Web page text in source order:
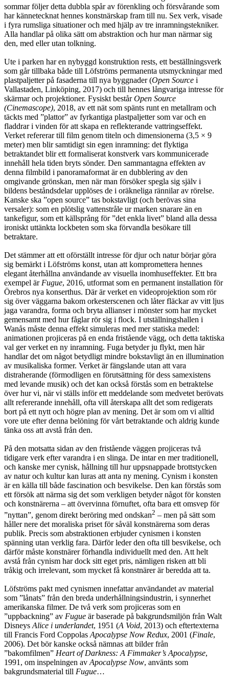
sommar följer detta dubbla spår av förenkling och försvårande som
har kännetecknat hennes konstnärskap fram till nu. Sex verk, visade
i fyra rumsliga situationer och med hjälp av tre inramningstekniker.
Alla handlar på olika sätt om abstraktion och hur man närmar sig
den, med eller utan tolkning.
Ute i parken har en nybyggd konstruktion rests, ett beställningsverk
som går tillbaka både till Löfströms permanenta utsmyckningar med
plastpaljetter på fasaderna till nya byggnader (Open Source i
Vallastaden, Linköping, 2017) och till hennes långvariga intresse för
skärmar och projektioner. Fysiskt bestårOpen Source
(Cinemascope), 2018, av ett nät som spänts runt en metallram och
täckts med ”plattor” av fyrkantiga plastpaljetter som var och en
fladdrar i vinden för att skapa en reflekterande vattringseffekt.
Verket refererar till film genom titeln och dimensionerna (3,5 × 9
meter) men blir samtidigt sin egen inramning: det flyktiga
betraktandet blir ett formaliserat konstverk vars kommunicerade
innehåll hela tiden bryts sönder. Den sammantagna effekten av
denna filmbild i panoramaformat är en dubblering av den
omgivande grönskan, men när man försöker spegla sig själv i
bildens beståndsdelar upplöses de i oräkneliga rännilar av rörelse.
Kanske ska ”open source” tas bokstavligt (och berövas sina
versaler): som en plötslig vattenstråle ur marken snarare än en
tankefigur, som ett källsprång för ”det enkla livet” bland alla dessa
ironiskt uttänkta lockbeten som ska förvandla besökare till
betraktare.
Det stämmer att ett oförställt intresse för djur och natur börjar göra
sig bemärkt i Löfströms konst, utan att kompromettera hennes
elegant återhållna användande av visuella inomhuseffekter. Ett bra
exempel är Fugue, 2016, utformat som en permanent installation för
Örebros nya konserthus. Där är verket en videoprojektion som rör
sig över väggarna bakom orkesterscenen och låter fläckar av vitt ljus
jaga varandra, forma och bryta allianser i mönster som har mycket
gemensamt med hur fåglar rör sig i flock. I utställningshallen i
Wanås måste denna effekt simuleras med mer statiska medel:
animationen projiceras på en enda fristående vägg, och detta taktiska
val ger verket en ny inramning. Fuga betyder ju flykt, men här
handlar det om något betydligt mindre bokstavligt än en illumination
av musikaliska former. Verket är fängslande utan att vara
distraherande (förmodligen en förutsättning för dess samexistens
med levande musik) och det kan också förstås som en betraktelse
över hur vi, när vi ställs inför ett meddelande som medvetet berövats
allt refererande innehåll, ofta vill återskapa allt det som redigerats
bort på ett nytt och högre plan av mening. Det är som om vi alltid
vore ute efter denna belöning för vårt betraktande och aldrig kunde
tänka oss att avstå från den.
På den motsatta sidan av den fristående väggen projiceras två
tidigare verk efter varandra i en slinga. De intar en mer traditionell,
och kanske mer cynisk, hållning till hur uppsnappade brottstycken
av natur och kultur kan luras att anta ny mening. Cynism i konsten
är en källa till både fascination och besvikelse. Den kan förstås som
ett försök att närma sig det som verkligen betyder något för konsten
och konstnärerna – att övervinna förnuftet, ofta bara ett omsvep för
”nyttan”, genom direkt beröring med ondskan2 – men på sätt som
håller nere det moraliska priset för såväl konstnärerna som deras
publik. Precis som abstraktionen erbjuder cynismen i konsten
spänning utan verklig fara. Därför leder den ofta till besvikelse, och
därför måste konstnärer förhandla individuellt med den. Att helt
avstå från cynism har dock sitt eget pris, nämligen risken att bli
tråkig och irrelevant, som mycket få konstnärer är beredda att ta.
Löfströms pakt med cynismen innefattar användandet av material
som ”lånats” från den breda underhållningsindustrin, i synnerhet
amerikanska filmer. De två verk som projiceras som en
”uppbackning” av Fugue är baserade på bakgrundsmiljön från Walt
Disneys Alice i underlandet, 1951 (A Void, 2013) och eftertexterna
till Francis Ford Coppolas Apocalypse Now Redux, 2001 (Finale,
2006). Det bör kanske också nämnas att bilder från
”bakomfilmen” Heart of Darkness: A Fimmaker’s Apocalypse,
1991, om inspelningen av Apocalypse Now, använts som
bakgrundsmaterial till Fugue…